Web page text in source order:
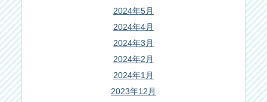
2024年5月
2024年4月
2024年3月
2024年2月
2024年1月
2023年12月